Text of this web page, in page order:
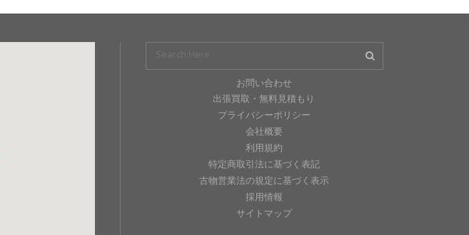
お問い合わせ
出張買取・無料見積もり
プライバシーポリシー
会社概要
利用規約
特定商取引法に基づく表記
古物営業法の規定に基づく表示
採用情報
サイトマップ